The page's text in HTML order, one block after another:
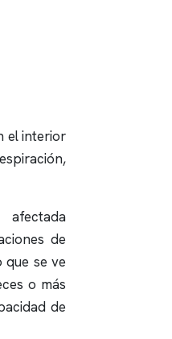
el interior
de
que se ve
o más
de